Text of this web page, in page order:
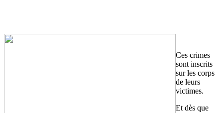
Ces crimes
sont inscrits
sur les corps
de leurs
victimes.
Et dès que